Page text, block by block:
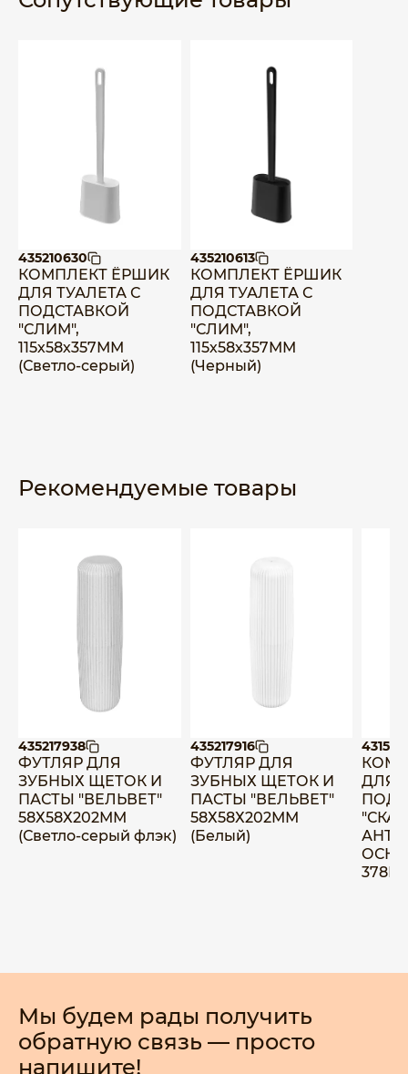
435210630
КОМПЛЕКТ ЁРШИК
ДЛЯ ТУАЛЕТА С
ПОДСТАВКОЙ
"СЛИМ",
115х58х357ММ
(Светло-серый)
435210613
КОМПЛЕКТ ЁРШИК
ДЛЯ ТУАЛЕТА С
ПОДСТАВКОЙ
"СЛИМ",
115х58х357ММ
(Черный)
Рекомендуемые товары
435217938
ФУТЛЯР ДЛЯ
ЗУБНЫХ ЩЕТОК И
ПАСТЫ "ВЕЛЬВЕТ"
58Х58Х202ММ
(Светло-серый флэк)
435217916
ФУТЛЯР ДЛЯ
ЗУБНЫХ ЩЕТОК И
ПАСТЫ "ВЕЛЬВЕТ"
58Х58Х202ММ
(Белый)
ДЛЯ
Мы будем рады получить
обратную связь — просто
напишите!